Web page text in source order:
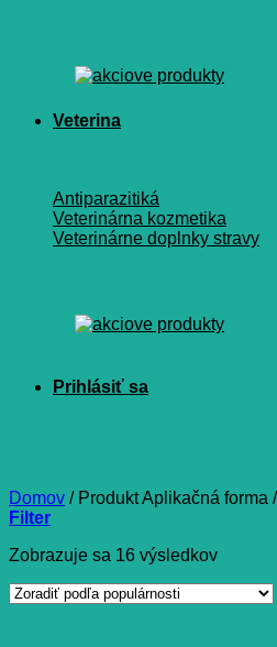
Veterina
Antiparazitiká
Veterinárna kozmetika
Veterinárne doplnky stravy
Domov /Produkt Aplikačná forma /
Filter
Zobrazuje sa 16 výsledkov